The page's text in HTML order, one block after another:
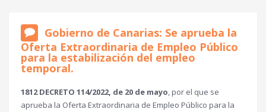
Gobierno de Canarias: Se aprueba la
Oferta Extraordinaria de Empleo Público
para la estabilización del empleo
temporal.
1812 DECRETO 114/2022, de 20 de mayo, por el que se
aprueba la Oferta Extraordinaria de Empleo Público para la